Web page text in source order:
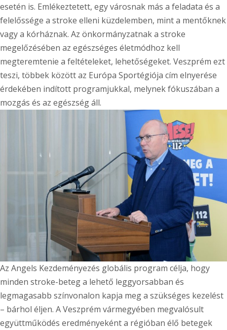
esetén is. Emlékeztetett, egy városnak más a feladata és a
felelőssége a stroke elleni küzdelemben, mint a mentőknek
vagy a kórháznak. Az önkormányzatnak a stroke
megelőzésében az egészséges életmódhoz kell
megteremtenie a feltételeket, lehetőségeket. Veszprém ezt
teszi, többek között az Európa Sportégiója cím elnyerése
érdekében indított programjukkal, melynek fókuszában a
mozgás és az egészség áll.
Az Angels Kezdeményezés globális program célja, hogy
minden stroke-beteg a lehető leggyorsabban és
legmagasabb színvonalon kapja meg a szükséges kezelést
– bárhol éljen. A Veszprém vármegyében megvalósult
együttműködés eredményeként a régióban élő betegek